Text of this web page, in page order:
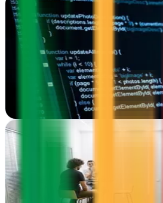
NETBRAIN
Logroño, La Rioja
Logroño: soluciones completas de web,
gráfico para potenciar tu presencia digital
Ver ficha completa
Órbitas - Estrategia digital
Arnedo, La Rioja
Transforma tu presencia digital en